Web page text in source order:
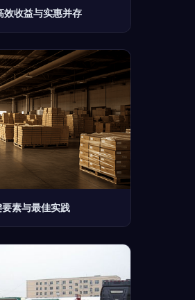
效收益与实惠并存
素与最佳实践